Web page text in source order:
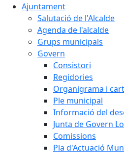
Ajuntament
Salutació de l'Alcalde
Agenda de l'alcalde
Grups municipals
Govern
Consistori
Regidories
Organigrama i
Ple municipal
Informació del
Junta de Govern
Comissions
Pla d'Actuació